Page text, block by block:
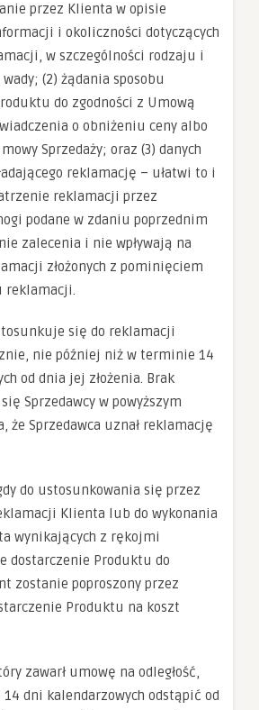
przez Klienta w opisie
i okoliczności dotyczących
w szczególności rodzaju i
(2) żądania sposobu
do zgodności z Umową
o obniżeniu ceny albo
Sprzedaży; oraz (3) danych
reklamację – ułatwi to i
reklamacji przez
podane w zdaniu poprzednim
zalecenia i nie wpływają na
złożonych z pominięciem
reklamacji.
się do reklamacji
nie później niż w terminie 14
od dnia jej złożenia. Brak
Sprzedawcy w powyższym
że Sprzedawca uznał reklamację
do ustosunkowania się przez
Klienta lub do wykonania
wynikających z rękojmi
dostarczenie Produktu do
zostanie poproszony przez
Produktu na koszt
zawarł umowę na odległość,
dni kalendarzowych odstąpić od